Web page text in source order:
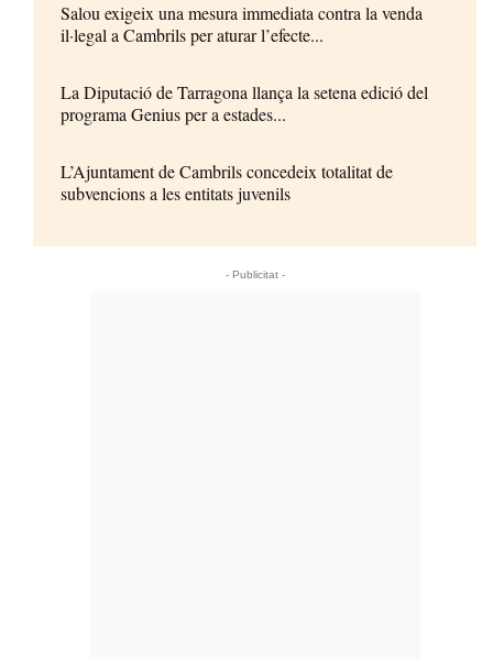
Salou exigeix una mesura immediata contra la venda
il·legal a Cambrils per aturar l’efecte...
La Diputació de Tarragona llança la setena edició del
programa Genius per a estades...
L’Ajuntament de Cambrils concedeix totalitat de
subvencions a les entitats juvenils
- Publicitat -